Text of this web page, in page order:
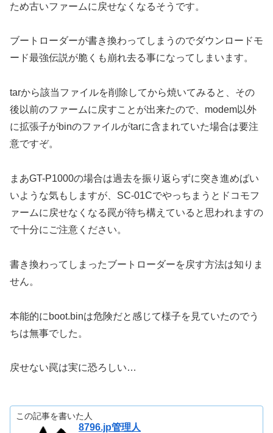
ため古いファームに戻せなくなるそうです。
ブートローダーが書き換わってしまうのでダウンロードモ
ード最強伝説が脆くも崩れ去る事になってしまいます。
tarから該当ファイルを削除してから焼いてみると、その
後以前のファームに戻すことが出来たので、modem以外
に拡張子がbinのファイルがtarに含まれていた場合は要注
意ですぞ。
まあGT-P1000の場合は過去を振り返らずに突き進めばい
いような気もしますが、SC-01Cでやっちまうとドコモフ
ァームに戻せなくなる罠が待ち構えていると思われますの
で十分にご注意ください。
書き換わってしまったブートローダーを戻す方法は知りま
せん。
本能的にboot.binは危険だと感じて様子を見ていたのでう
ちは無事でした。
戻せない罠は実に恐ろしい…
この記事を書いた人
8796.jp管理人